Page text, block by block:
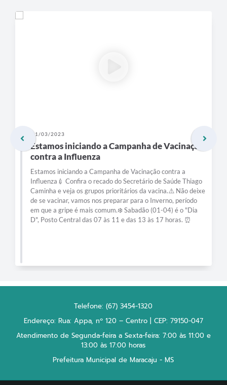
31/03/2023
Estamos iniciando a Campanha de Vacinação
contra a Influenza
Estamos iniciando a Campanha de Vacinação contra a
Influenza💉 Confira o recado do Secretário de Saúde Thiago
Caminha e veja os grupos prioritários da vacina.⚠️ Não deixe
de se vacinar, vamos nos preparar para o Inverno, período
em que a gripe é mais comum.❄️ Sabadão (01-04) é o "Dia
D", Posto Central das 07 às 11 e das 13 às 17 horas. ⏰
Telefone: (67) 3454-1320
Endereço: Rua: Appa, nº 120 – Centro | CEP: 79150-047
Atendimento de Segunda-feira a Sexta-feira: 7:00 às 11:00 e
13:00 às 17:00 horas
Prefeitura Municipal de Maracaju - MS